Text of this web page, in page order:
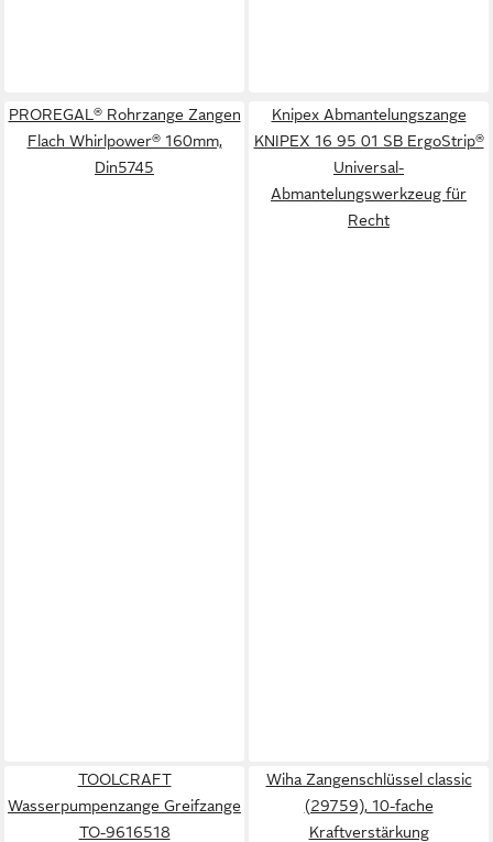
PROREGAL® Rohrzange Zangen
Flach Whirlpower® 160mm,
Din5745
Knipex Abmantelungszange
KNIPEX 16 95 01 SB ErgoStrip®
Universal-
Abmantelungswerkzeug für
Recht
TOOLCRAFT
Wasserpumpenzange Greifzange
TO-9616518
Wiha Zangenschlüssel classic
(29759), 10-fache
Kraftverstärkung